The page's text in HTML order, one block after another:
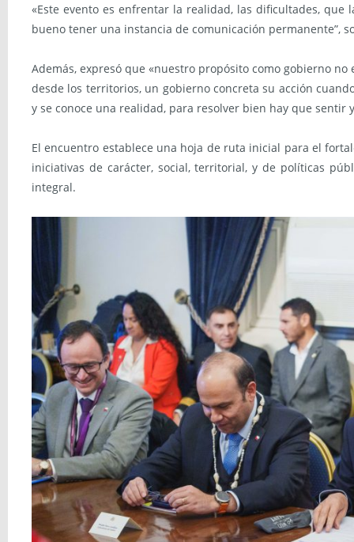
«Este evento es enfrentar la realidad, las dificultades, que
bueno tener una instancia de comunicación permanente”,
Además, expresó que «nuestro propósito como gobierno
desde los territorios, un gobierno concreta su acción
y se conoce una realidad, para resolver bien hay que sentir
El encuentro establece una hoja de ruta inicial para el
iniciativas de carácter, social, territorial, y de políticas
integral.